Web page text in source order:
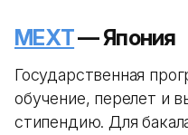
MEXT— Япония
Государственная
обучение, перелет и
стипендию. Для